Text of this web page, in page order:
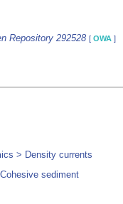
Repository 292528 [ OWA ]
> Density currents
sediment